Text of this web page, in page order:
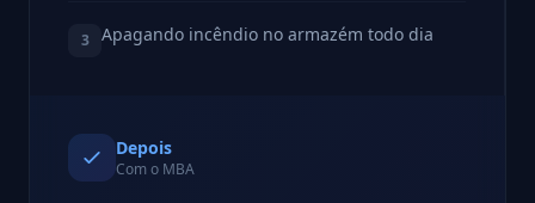
3 Apagando incêndio no armazém todo dia
Depois
Com o MBA